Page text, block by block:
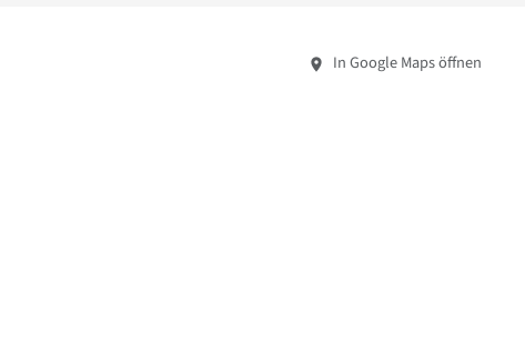
In Google Maps öffnen